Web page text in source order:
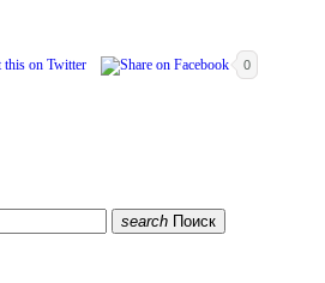
0
search Поиск